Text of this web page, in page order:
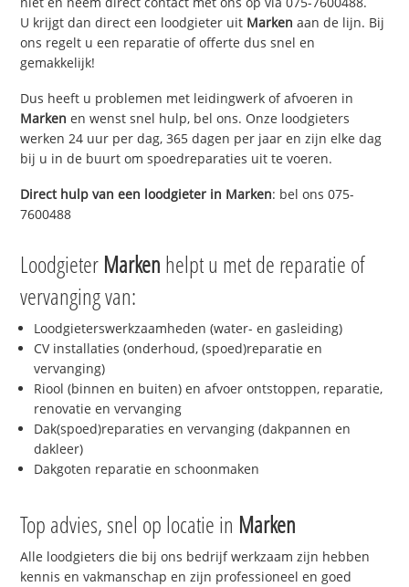
U krijgt dan direct een loodgieter uit Marken aan de lijn. Bij
ons regelt u een reparatie of offerte dus snel en
gemakkelijk!
Dus heeft u problemen met leidingwerk of afvoeren in
Marken en wenst snel hulp, bel ons. Onze loodgieters
werken 24 uur per dag, 365 dagen per jaar en zijn elke dag
bij u in de buurt om spoedreparaties uit te voeren.
Direct hulp van een loodgieter in Marken: bel ons 075-
7600488
Loodgieter Marken helpt u met de reparatie of
vervanging van:
Loodgieterswerkzaamheden (water- en gasleiding)
CV installaties (onderhoud, (spoed)reparatie en
vervanging)
Riool (binnen en buiten) en afvoer ontstoppen, reparatie,
renovatie en vervanging
Dak(spoed)reparaties en vervanging (dakpannen en
dakleer)
Dakgoten reparatie en schoonmaken
Top advies, snel op locatie in Marken
Alle loodgieters die bij ons bedrijf werkzaam zijn hebben
kennis en vakmanschap en zijn professioneel en goed